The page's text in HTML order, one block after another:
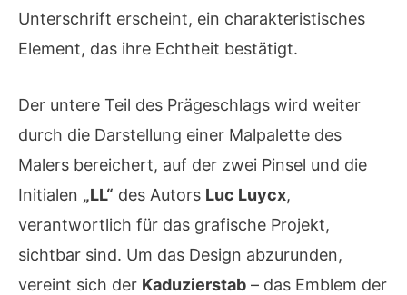
Unterschrift erscheint, ein charakteristisches
Element, das ihre Echtheit bestätigt.
Der untere Teil des Prägeschlags wird weiter
durch die Darstellung einer Malpalette des
Malers bereichert, auf der zwei Pinsel und die
Initialen „LL“ des Autors Luc Luycx,
verantwortlich für das grafische Projekt,
sichtbar sind. Um das Design abzurunden,
vereint sich der Kaduzierstab – das Emblem der